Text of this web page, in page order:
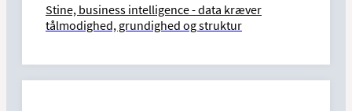
Stine, business intelligence - data kræver
tålmodighed, grundighed og struktur